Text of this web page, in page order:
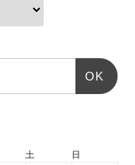
OK
土 日